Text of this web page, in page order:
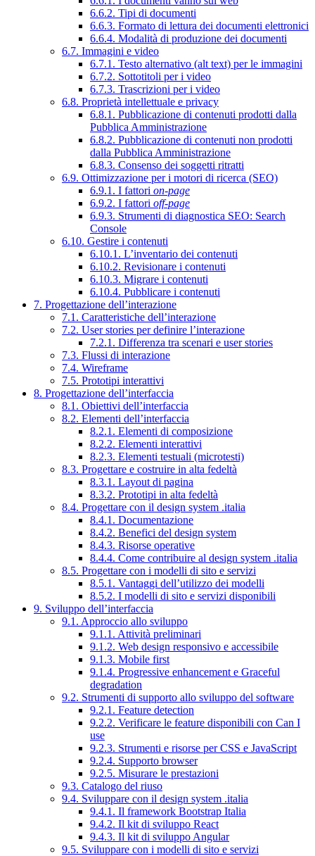
6.6.2. Tipi di documenti
6.6.3. Formato di lettura dei documenti elettronici
6.6.4. Modalità di produzione dei documenti
6.7. Immagini e video
6.7.1. Testo alternativo (alt text) per le immagini
6.7.2. Sottotitoli per i video
6.7.3. Trascrizioni per i video
6.8. Proprietà intellettuale e privacy
6.8.1. Pubblicazione di contenuti prodotti dalla
Pubblica Amministrazione
6.8.2. Pubblicazione di contenuti non prodotti
dalla Pubblica Amministrazione
6.8.3. Consenso dei soggetti ritratti
6.9. Ottimizzazione per i motori di ricerca (SEO)
6.9.1. I fattori on-page
6.9.2. I fattori off-page
6.9.3. Strumenti di diagnostica SEO: Search
Console
6.10. Gestire i contenuti
6.10.1. L’inventario dei contenuti
6.10.2. Revisionare i contenuti
6.10.3. Migrare i contenuti
6.10.4. Pubblicare i contenuti
7. Progettazione dell’interazione
7.1. Caratteristiche dell’interazione
7.2. User stories per definire l’interazione
7.2.1. Differenza tra scenari e user stories
7.3. Flussi di interazione
7.4. Wireframe
7.5. Prototipi interattivi
8. Progettazione dell’interfaccia
8.1. Obiettivi dell’interfaccia
8.2. Elementi dell’interfaccia
8.2.1. Elementi di composizione
8.2.2. Elementi interattivi
8.2.3. Elementi testuali (microtesti)
8.3. Progettare e costruire in alta fedeltà
8.3.1. Layout di pagina
8.3.2. Prototipi in alta fedeltà
8.4. Progettare con il design system .italia
8.4.1. Documentazione
8.4.2. Benefici del design system
8.4.3. Risorse operative
8.4.4. Come contribuire al design system .italia
8.5. Progettare con i modelli di sito e servizi
8.5.1. Vantaggi dell’utilizzo dei modelli
8.5.2. I modelli di sito e servizi disponibili
9. Sviluppo dell’interfaccia
9.1. Approccio allo sviluppo
9.1.1. Attività preliminari
9.1.2. Web design responsivo e accessibile
9.1.3. Mobile first
9.1.4. Progressive enhancement e Graceful
degradation
9.2. Strumenti di supporto allo sviluppo del software
9.2.1. Feature detection
9.2.2. Verificare le feature disponibili con Can I
use
9.2.3. Strumenti e risorse per CSS e JavaScript
9.2.4. Supporto browser
9.2.5. Misurare le prestazioni
9.3. Catalogo del riuso
9.4. Sviluppare con il design system .italia
9.4.1. Il framework Bootstrap Italia
9.4.2. Il kit di sviluppo React
9.4.3. Il kit di sviluppo Angular
9.5. Sviluppare con i modelli di sito e servizi